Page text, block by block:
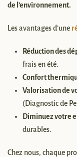
de l’environnement.
Les avantages d’une
Réduction des
frais en été.
Confort
Valorisation de
(Diagnostic de
Diminuez votre
durables.
Chez nous, chaque